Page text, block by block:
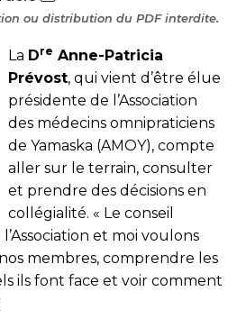
ou distribution du PDF interdite.
La Dre Anne-Patricia
Prévost, qui vient d’être élue
présidente de l’Association
des médecins omnipraticiens
de Yamaska (AMOY), compte
aller sur le terrain, consulter
et prendre des décisions en
collégialité. « Le conseil
et moi voulons
membres, comprendre les
ils font face et voir comment